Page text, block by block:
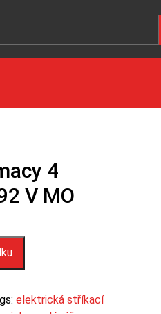
4
V MO
elektrická stříkací